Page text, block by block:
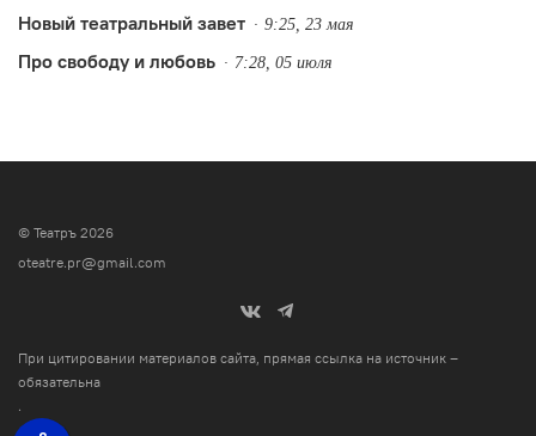
Новый театральный завет 9:25, 23 мая
Про свободу и любовь 7:28, 05 июля
© Театръ 2026
oteatre.pr@gmail.com
При цитировании материалов сайта, прямая ссылка на источник –
обязательна
.